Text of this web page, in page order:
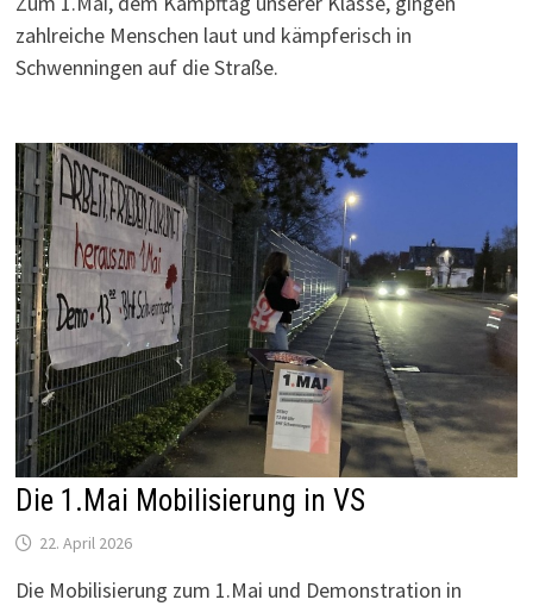
zahlreiche Menschen laut und kämpferisch in
Schwenningen auf die Straße.
Die 1.Mai Mobilisierung in VS
22. April 2026
Die Mobilisierung zum 1.Mai und Demonstration in